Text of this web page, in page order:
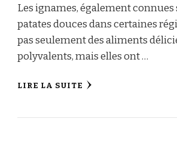
Les ignames, également connues
patates douces dans certaines
pas seulement des aliments
polyvalents, mais elles ont …
LIRE LA SUITE